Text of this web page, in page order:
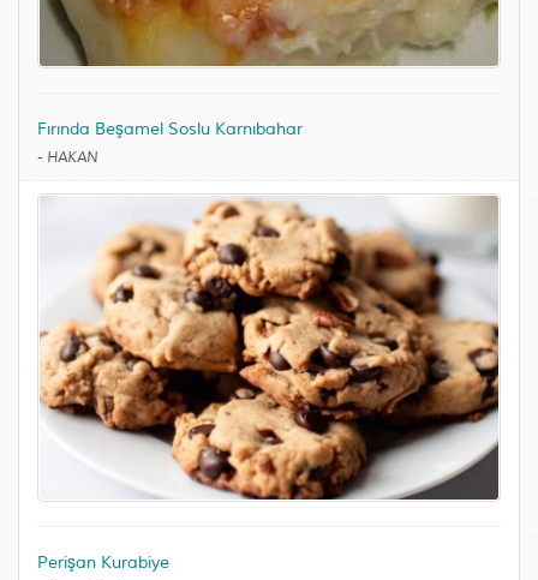
Fırında Beşamel Soslu Karnıbahar
- HAKAN
Perişan Kurabiye